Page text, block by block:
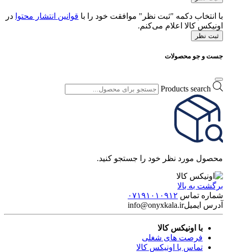
با انتخاب دکمه "ثبت نظر" موافقت خود را با قوانین انتشار محتوا در
اونیکس کالا اعلام می‌کنم.
ثبت نظر
جست و جو محصولات
Products search
محصول مورد نظر خود را جستجو کنید.
برگشت به بالا
شماره تماس ۰۷۱۹۱۰۱۰۹۱۲
آدرس ایمیلinfo@onyxkala.ir
با اونیکس کالا
فرصت های شغلی
تماس با اونیکس کالا